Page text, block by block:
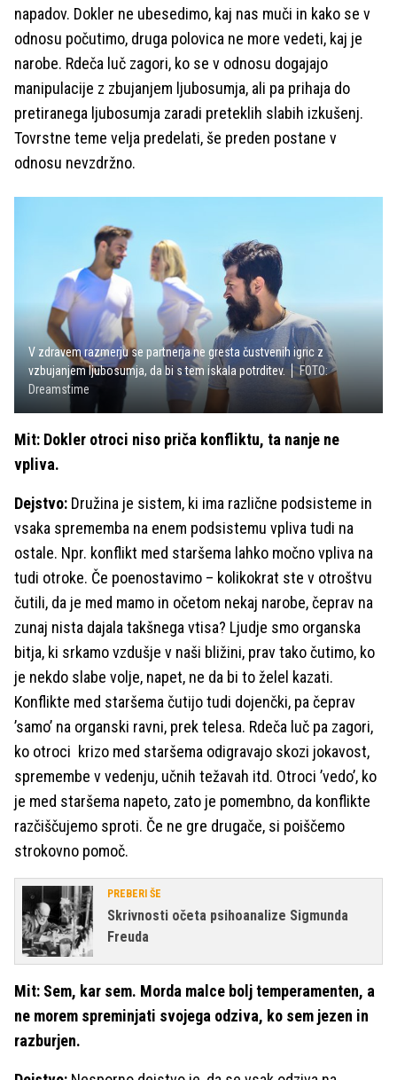
napadov. Dokler ne ubesedimo, kaj nas muči in kako se v
odnosu počutimo, druga polovica ne more vedeti, kaj je
narobe. Rdeča luč zagori, ko se v odnosu dogajajo
manipulacije z zbujanjem ljubosumja, ali pa prihaja do
pretiranega ljubosumja zaradi preteklih slabih izkušenj.
Tovrstne teme velja predelati, še preden postane v
odnosu nevzdržno.
V zdravem razmerju se partnerja ne gresta čustvenih igric z
vzbujanjem ljubosumja, da bi s tem iskala potrditev.
FOTO:
Dreamstime
Mit: Dokler otroci niso priča konfliktu, ta nanje ne
vpliva.
Dejstvo: Družina je sistem, ki ima različne podsisteme in
vsaka sprememba na enem podsistemu vpliva tudi na
ostale. Npr. konflikt med staršema lahko močno vpliva na
tudi otroke. Če poenostavimo – kolikokrat ste v otroštvu
čutili, da je med mamo in očetom nekaj narobe, čeprav na
zunaj nista dajala takšnega vtisa? Ljudje smo organska
bitja, ki srkamo vzdušje v naši bližini, prav tako čutimo, ko
je nekdo slabe volje, napet, ne da bi to želel kazati.
Konflikte med staršema čutijo tudi dojenčki, pa čeprav
’samo’ na organski ravni, prek telesa. Rdeča luč pa zagori,
ko otroci krizo med staršema odigravajo skozi jokavost,
spremembe v vedenju, učnih težavah itd. Otroci ’vedo’, ko
je med staršema napeto, zato je pomembno, da konflikte
razčiščujemo sproti. Če ne gre drugače, si poiščemo
strokovno pomoč.
PREBERI ŠE
Skrivnosti očeta psihoanalize Sigmunda
Freuda
Mit: Sem, kar sem. Morda malce bolj temperamenten, a
ne morem spreminjati svojega odziva, ko sem jezen in
razburjen.